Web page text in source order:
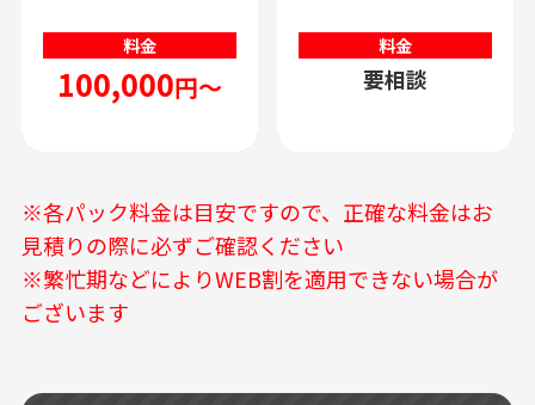
料金
100,000円～
料金
要相談
※各パック料金は目安ですので、正確な料金はお
見積りの際に必ずご確認ください
※繁忙期などによりWEB割を適用できない場合が
ございます